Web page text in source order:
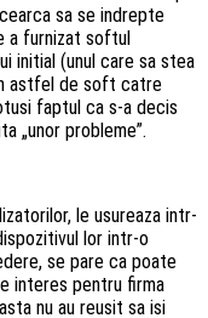
sa se indrepte
a furnizat softul
initial (unul care sa stea
astfel de soft catre
faptul ca s-a decis
„unor probleme”.
le usureaza intr-
lor intr-o
se pare ca poate
interes pentru firma
nu au reusit sa isi